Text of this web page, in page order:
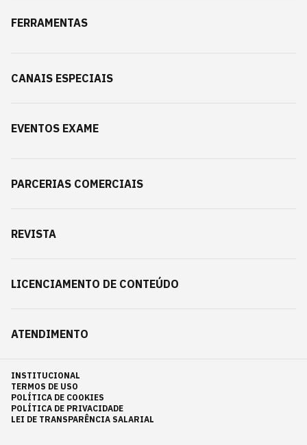
FERRAMENTAS
CANAIS ESPECIAIS
EVENTOS EXAME
PARCERIAS COMERCIAIS
REVISTA
LICENCIAMENTO DE CONTEÚDO
ATENDIMENTO
INSTITUCIONAL
TERMOS DE USO
POLÍTICA DE COOKIES
POLÍTICA DE PRIVACIDADE
LEI DE TRANSPARÊNCIA SALARIAL